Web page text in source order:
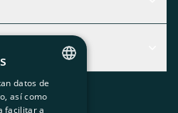
encaja mejor
CATALAN
datos de
así como
facilitar a